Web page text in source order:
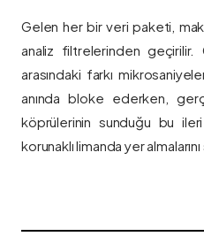
Gelen her bir veri paketi,
analiz filtrelerinden geçirilir.
arasındaki farkı
anında bloke ederken,
köprülerinin sunduğu bu ileri
korunaklı limanda yer